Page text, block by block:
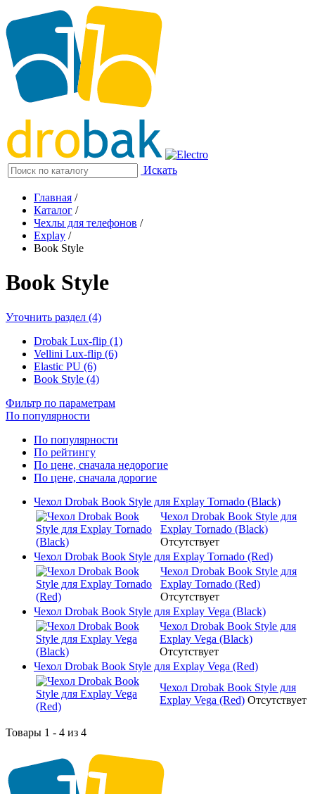
Искать
Главная /
Каталог /
Чехлы для телефонов /
Explay /
Book Style
Book Style
Уточнить раздел (4)
Drobak Lux-flip (1)
Vellini Lux-flip (6)
Elastic PU (6)
Book Style (4)
Фильтр по параметрам
По популярности
По популярности
По рейтингу
По цене, сначала недорогие
По цене, сначала дорогие
Чехол Drobak Book Style для Explay Tornado (Black)
Чехол Drobak Book Style для
Explay Tornado (Black)
Отсутствует
Чехол Drobak Book Style для Explay Tornado (Red)
Чехол Drobak Book Style для
Explay Tornado (Red)
Отсутствует
Чехол Drobak Book Style для Explay Vega (Black)
Чехол Drobak Book Style для
Explay Vega (Black)
Отсутствует
Чехол Drobak Book Style для Explay Vega (Red)
Чехол Drobak Book Style для
Explay Vega (Red) Отсутствует
Товары 1 - 4 из 4